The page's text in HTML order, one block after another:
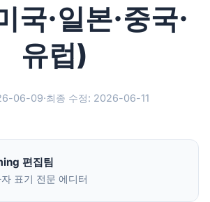
국·일본·중국·
유럽)
06-09·최종 수정: 2026-06-11
편집팀
자 표기 전문 에디터